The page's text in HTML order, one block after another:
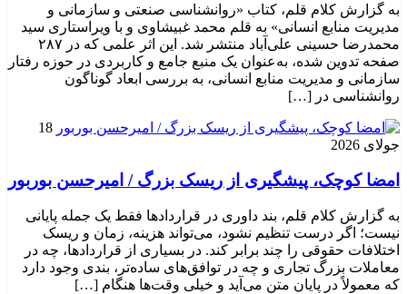
به گزارش کلام قلم، کتاب «روانشناسی صنعتی و سازمانی و
مدیریت منابع انسانی» به قلم محمد غبیشاوی و با ویراستاری سید
محمدرضا حسینی علی‌آباد منتشر شد. این اثر علمی که در ۲۸۷
صفحه تدوین شده، به‌عنوان یک منبع جامع و کاربردی در حوزه رفتار
سازمانی و مدیریت منابع انسانی، به بررسی ابعاد گوناگون
روانشناسی در […]
18
جولای 2026
امضا کوچک، پیشگیری از ریسک بزرگ / امیرحسن بوربور
به گزارش کلام قلم، بند داوری در قراردادها فقط یک جمله پایانی
نیست؛ اگر درست تنظیم نشود، می‌تواند هزینه، زمان و ریسک
اختلافات حقوقی را چند برابر کند. در بسیاری از قراردادها، چه در
معاملات بزرگ تجاری و چه در توافق‌های ساده‌تر، بندی وجود دارد
که معمولاً در پایان متن می‌آید و خیلی وقت‌ها هنگام […]